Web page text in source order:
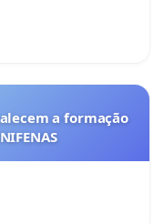
a formação